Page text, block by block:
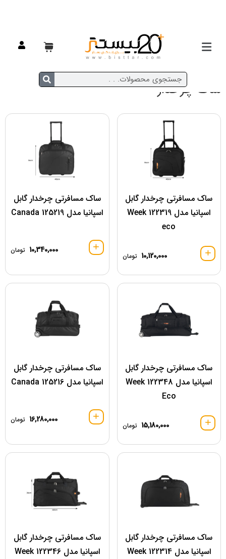
ساک چرخدار
ساک مسافرتی چرخدار گابل
اسپانیا مدل 122319 Week
eco
10,120,000 تومان
ساک مسافرتی چرخدار گابل
اسپانیا مدل 125219 Canada
10,340,000 تومان
ساک مسافرتی چرخدار گابل
اسپانیا مدل 122348 Week
Eco
15,180,000 تومان
ساک مسافرتی چرخدار گابل
اسپانیا مدل 125216 Canada
16,280,000 تومان
ساک مسافرتی چرخدار گابل
اسپانیا مدل 122314 Week
ساک مسافرتی چرخدار گابل
اسپانیا مدل 122346 Week